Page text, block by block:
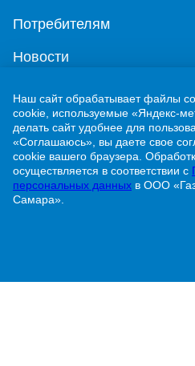
Потребителям
Новости
Учебно-методический
г. Жигулевск, ул.
8 (84862) 2-00-40
Узнать статус договора
Наш сайт обрабатывает файлы
cookie, используемые «Яндекс-
делать сайт удобнее для
«Соглашаюсь», вы даете свое
cookie вашего браузера.
осуществляется в соответствии с
персональных данных в ООО
Самара».